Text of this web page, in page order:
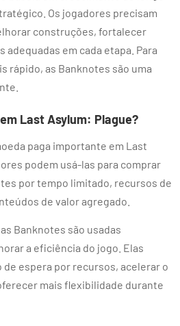
Os jogadores precisam
construções, fortalecer
em cada etapa. Para
rápido, as Banknotes são uma
Last Asylum: Plague?
paga importante em Last
podem usá-las para comprar
por tempo limitado, recursos de
de valor agregado.
Banknotes são usadas
a eficiência do jogo. Elas
de espera por recursos, acelerar o
mais flexibilidade durante